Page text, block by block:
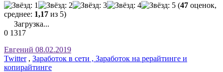
(47 оценок,
среднее: 1,17 из 5)
Загрузка...
0 1317
Евгений 08.02.2019
Twitter, Заработок в сети , Заработок на рерайтинге и
копирайтинге